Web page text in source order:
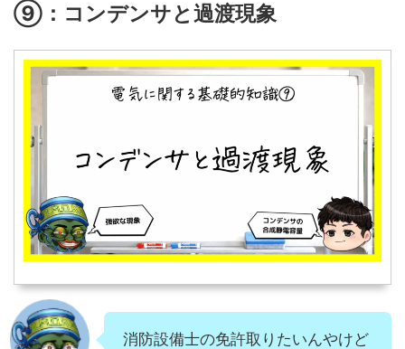
⑨：コンデンサと過渡現象
消防設備士の免許取りたいんやけど